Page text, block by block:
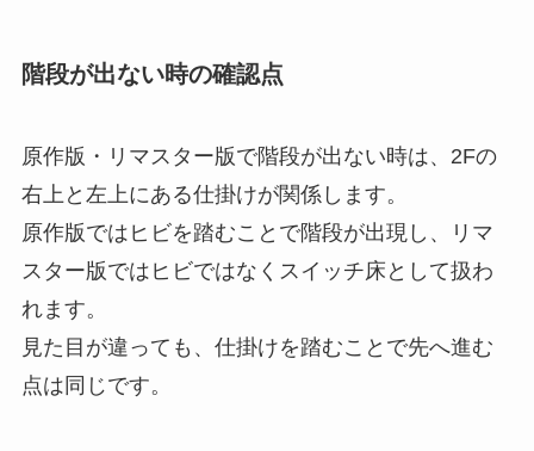
階段が出ない時の確認点
原作版・リマスター版で階段が出ない時は、2Fの
右上と左上にある仕掛けが関係します。
原作版ではヒビを踏むことで階段が出現し、リマ
スター版ではヒビではなくスイッチ床として扱わ
れます。
見た目が違っても、仕掛けを踏むことで先へ進む
点は同じです。